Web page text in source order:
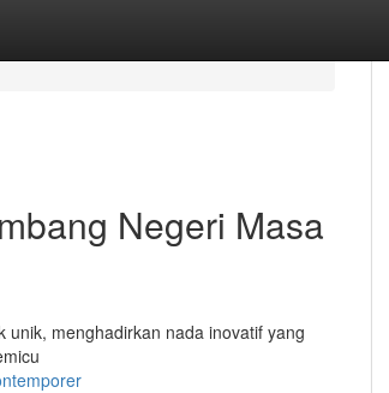
Negeri Masa
menghadirkan nada inovatif yang